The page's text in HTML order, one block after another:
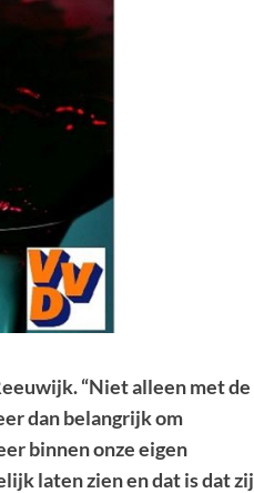
“Niet alleen met de
dan belangrijk om
binnen onze eigen
laten zien en dat is dat zij